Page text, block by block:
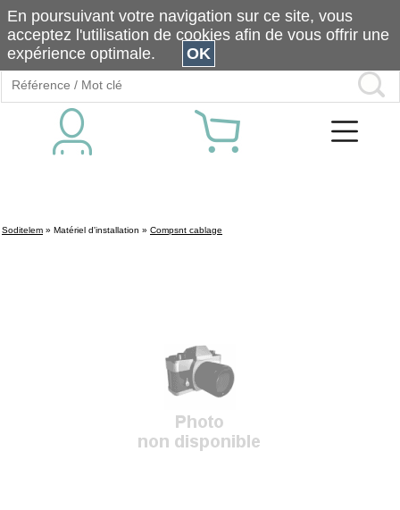
Soditelem » Matériel d'installation » Compsnt cablage
En poursuivant votre navigation sur ce site, vous
acceptez l'utilisation de cookies afin de vous offrir une
expérience optimale.
OK